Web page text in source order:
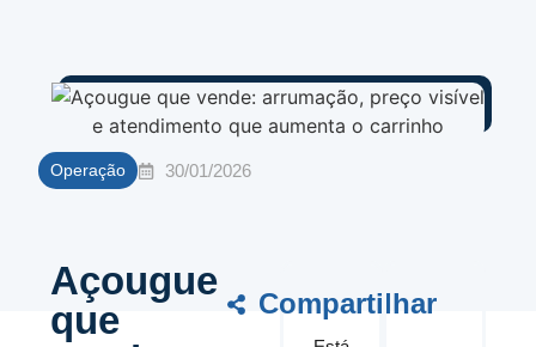
Operação 30/01/2026
Açougue
que
Compartilhar